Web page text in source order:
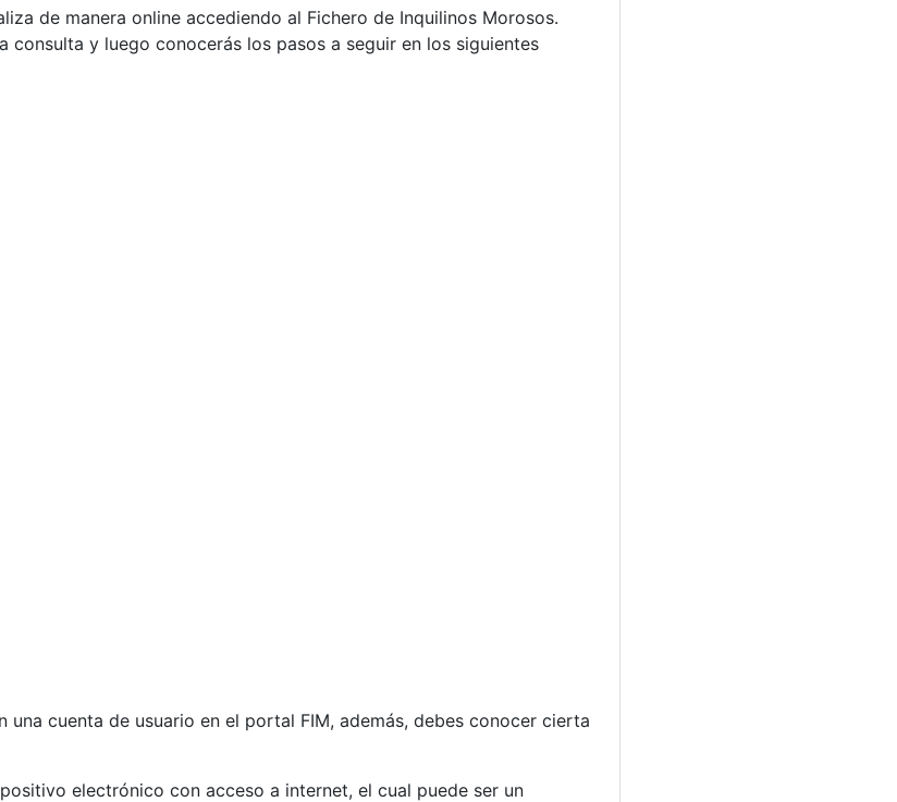
de manera online accediendo al Fichero de Inquilinos Morosos.
y luego conocerás los pasos a seguir en los siguientes
cuenta de usuario en el portal FIM, además, debes conocer cierta
electrónico con acceso a internet, el cual puede ser un